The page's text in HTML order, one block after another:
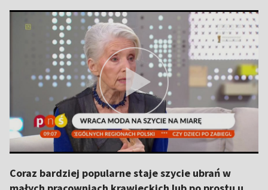
Coraz bardziej popularne staje szycie ubrań w